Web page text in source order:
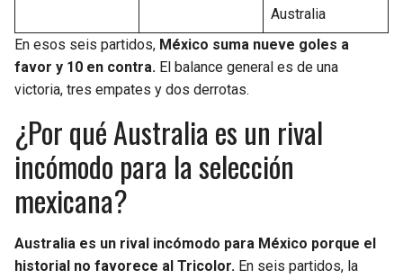
Australia
En esos seis partidos, México suma nueve goles a
favor y 10 en contra. El balance general es de una
victoria, tres empates y dos derrotas.
¿Por qué Australia es un rival
incómodo para la selección
mexicana?
Australia es un rival incómodo para México porque el
historial no favorece al Tricolor. En seis partidos, la